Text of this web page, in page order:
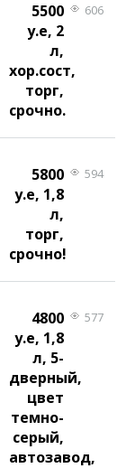
5500
у.е, 2
л,
хор.сост,
торг,
срочно.
606
5800
у.е, 1,8
л,
торг,
срочно!
594
4800
у.е, 1,8
л, 5-
дверный,
цвет
темно-
серый,
автозавод,
577